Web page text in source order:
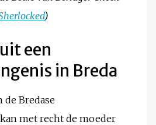
)
een
in Breda
de Bredase
met recht de moeder